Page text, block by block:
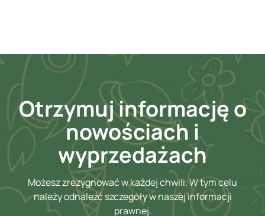
Otrzymuj informację o
nowościach i
wyprzedażach
Możesz zrezygnować w każdej chwili. W tym celu
należy odnaleźć szczegóły w naszej informacji
prawnej.